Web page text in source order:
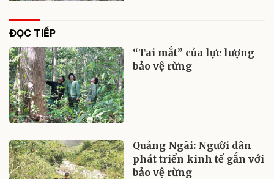
ĐỌC TIẾP
“Tai mắt” của lực lượng
bảo vệ rừng
Quảng Ngãi: Người dân
phát triển kinh tế gắn với
bảo vệ rừng